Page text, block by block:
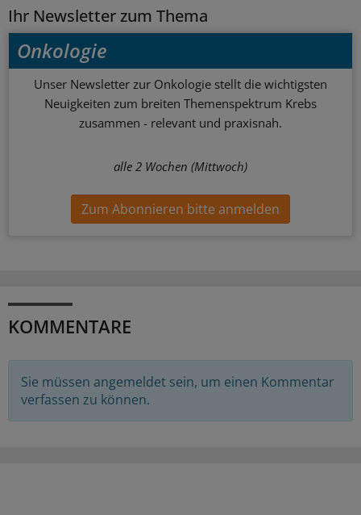
Ihr Newsletter zum Thema
Onkologie
Unser Newsletter zur Onkologie stellt die wichtigsten
Neuigkeiten zum breiten Themenspektrum Krebs
zusammen - relevant und praxisnah.
alle 2 Wochen (Mittwoch)
Zum Abonnieren bitte anmelden
KOMMENTARE
Sie müssen angemeldet sein, um einen Kommentar
verfassen zu können.